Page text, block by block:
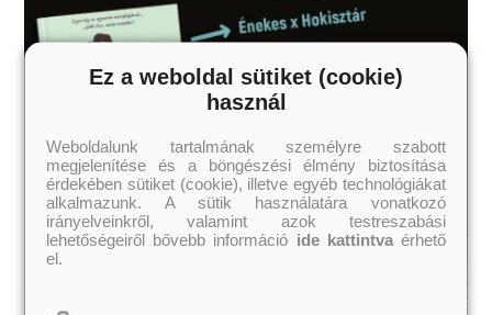
Ez a weboldal sütiket (cookie)
használ
Weboldalunk tartalmának személyre szabott
megjelenítése és a böngészési élmény biztosítása
érdekében sütiket (cookie), illetve egyéb technológiákat
alkalmazunk. A sütik használatára vonatkozó
irányelveinkről, valamint azok testreszabási
lehetőségeiről bővebb információ ide kattintvaérhető
el.